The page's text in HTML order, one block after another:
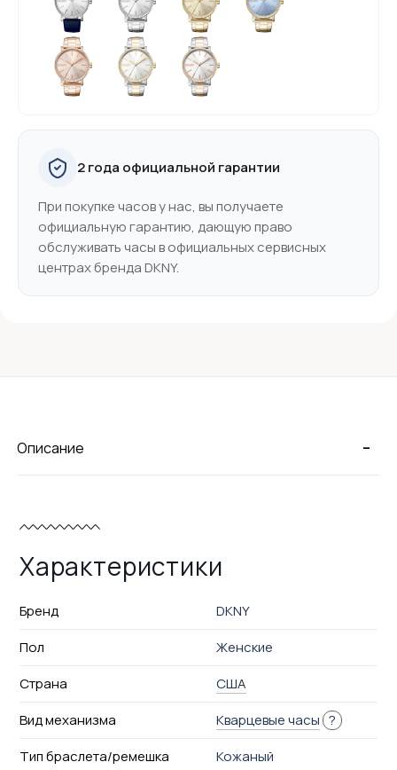
2 года официальной гарантии
При покупке часов у нас, вы получаете
официальную гарантию, дающую право
обслуживать часы в официальных сервисных
центрах бренда DKNY.
-
Описание
Характеристики
Бренд
DKNY
Пол
Женские
Страна
США
Вид механизма
Кварцевые часы ?
Тип браслета/ремешка
Кожаный